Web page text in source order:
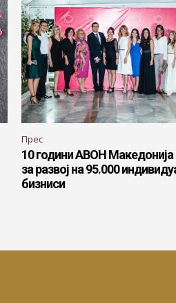
Прес
10 години АВОН Македонија
за развој на 95.000
бизниси